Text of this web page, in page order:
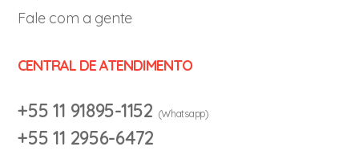
Fale com a gente
CENTRAL DE ATENDIMENTO
+55 11 91895-1152 (Whatsapp)
+55 11 2956-6472